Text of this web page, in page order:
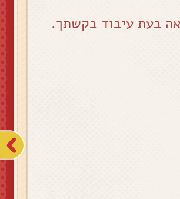
בעת עיבוד בקשתך.